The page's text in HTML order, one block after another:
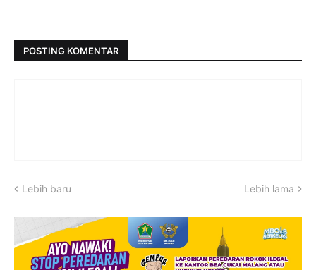
POSTING KOMENTAR
Lebih baru Lebih lama